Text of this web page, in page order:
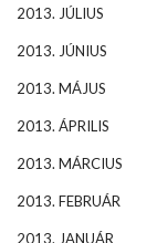
2013. JÚLIUS
2013. JÚNIUS
2013. MÁJUS
2013. ÁPRILIS
2013. MÁRCIUS
2013. FEBRUÁR
2013. JANUÁR